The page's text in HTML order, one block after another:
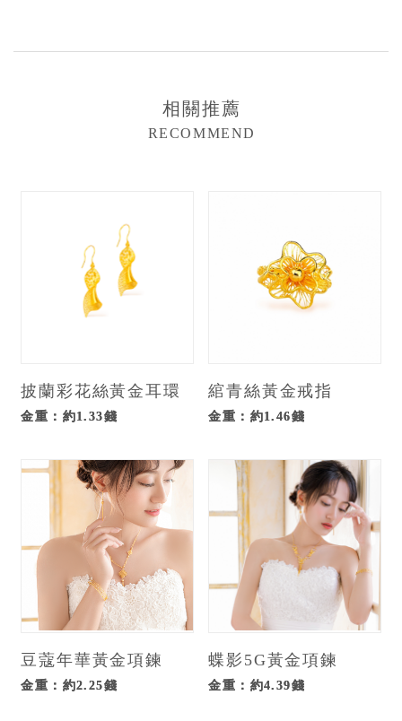
相關推薦
RECOMMEND
披蘭彩花絲黃金耳環
金重：約1.33錢
綰青絲黃金戒指
金重：約1.46錢
豆蔻年華黃金項鍊
金重：約2.25錢
蝶影5G黃金項鍊
金重：約4.39錢